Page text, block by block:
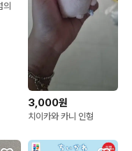
의
3,000원
치이카와 카니 인형